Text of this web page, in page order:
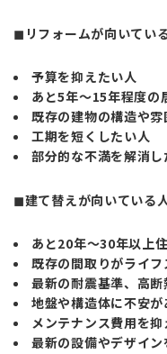
◼︎リフォームが向いてい
予算を抑えたい人
あと5年〜15年程度の
既存の建物の構造や
工期を短くしたい人
部分的な不満を解消し
◼︎建て替えが向いている
あと20年〜30年以上
既存の間取りがライ
最新の耐震基準、高
地盤や構造体に不安が
メンテナンス費用を抑
最新の設備やデザイ